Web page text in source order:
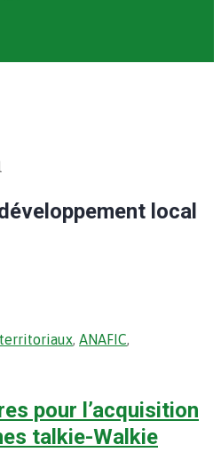
local
, ANAFIC,
pour l’acquisition
talkie-Walkie